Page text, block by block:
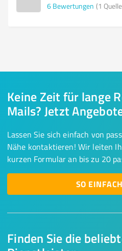
6 Bewertungen (1
Finden Sie die
Keine Zeit für lange
Mails? Jetzt
Lassen Sie sich einfach von
Nähe kontaktieren! Wir leiten
kurzen Formular an bis zu 20
SO